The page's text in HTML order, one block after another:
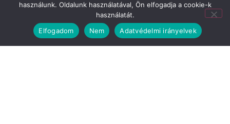
innovacio@ddriu.hu
7621 Pécs, Mária utca 3.
használunk. Oldalunk használatával, Ön elfogadja a cookie-k
használatát.
Elfogadom
Nem Adatvédelmi irányelvek